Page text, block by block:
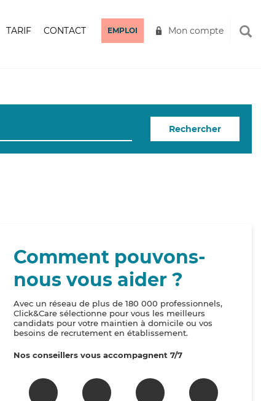
TARIF CONTACT EMPLOI Mon compte
Rechercher
Comment pouvons-
nous vous aider ?
Avec un réseau de plus de 180 000 professionnels,
Click&Care sélectionne pour vous les meilleurs
candidats pour votre maintien à domicile ou vos
besoins de recrutement en établissement.
Nos conseillers vous accompagnent 7/7